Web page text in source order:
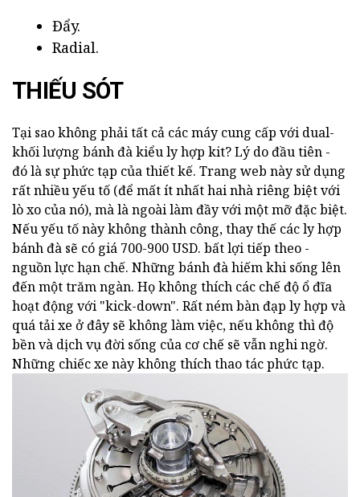
Đẩy.
Radial.
THIẾU SÓT
Tại sao không phải tất cả các máy cung cấp với dual-
khối lượng bánh đà kiểu ly hợp kit? Lý do đầu tiên -
đó là sự phức tạp của thiết kế. Trang web này sử dụng
rất nhiều yếu tố (để mất ít nhất hai nhà riêng biệt với
lò xo của nó), mà là ngoài làm đầy với một mỡ đặc biệt.
Nếu yếu tố này không thành công, thay thế các ly hợp
bánh đà sẽ có giá 700-900 USD. bất lợi tiếp theo -
nguồn lực hạn chế. Những bánh đà hiếm khi sống lên
đến một trăm ngàn. Họ không thích các chế độ ổ đĩa
hoạt động với "kick-down". Rất ném bàn đạp ly hợp và
quá tải xe ở đây sẽ không làm việc, nếu không thì độ
bền và dịch vụ đời sống của cơ chế sẽ vẫn nghi ngờ.
Những chiếc xe này không thích thao tác phức tạp.